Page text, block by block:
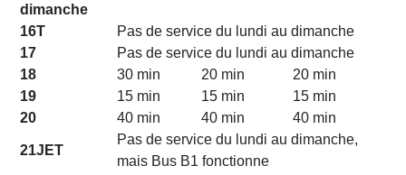
dimanche
16T
Pas de service du lundi au dimanche
17
Pas de service du lundi au dimanche
18
30 min 20 min
20 min
19
15 min 15 min
15 min
20
40 min 40 min 40 min
21JET
Pas de service du lundi au dimanche,
mais Bus B1 fonctionne